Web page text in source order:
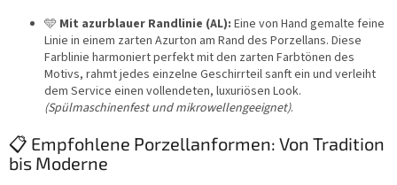
e
r
L
i
s
t
🩵 Mit azurblauer Randlinie (AL): Eine von Hand gemalte feine
Linie in einem zarten Azurton am Rand des Porzellans. Diese
Farblinie harmoniert perfekt mit den zarten Farbtönen des
Motivs, rahmt jedes einzelne Geschirrteil sanft ein und verleiht
dem Service einen vollendeten, luxuriösen Look.
(Spülmaschinenfest und mikrowellengeeignet).
📋 Empfohlene Porzellanformen: Von Tradition
bis Moderne